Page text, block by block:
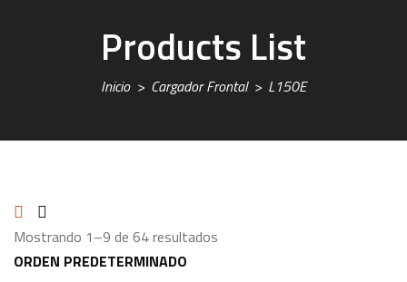
Products List
Inicio Cargador Frontal L150E
Mostrando 1–9 de 64 resultados